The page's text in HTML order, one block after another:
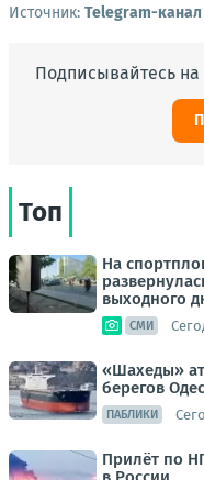
Источник: Telegram-
Подписывайтесь
Топ
На
выходного
СМИ
«Шахеды»
берегов
ПАБЛИКИ
Прилёт по